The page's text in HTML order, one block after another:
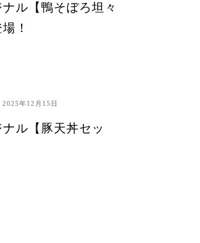
ル【鴨そぼろ坦々
！
2025年12月15日
ル【豚天丼セッ